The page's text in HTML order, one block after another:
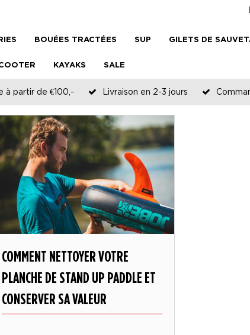
BOUÉES TRACTÉES SUP GILETS DE
KAYAKS SALE
à partir de €100,- Livraison en 2-3 jours
COMMENT NETTOYER VOTRE
PLANCHE DE STAND UP PADDLE ET
CONSERVER SA VALEUR